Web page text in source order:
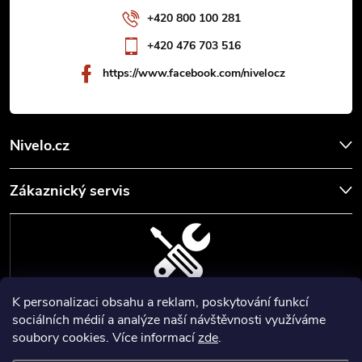
K personalizaci obsahu a reklam, poskytování funkcí
sociálních médií a analýze naší návštěvnosti využíváme
soubory cookies. Více informacízde.
Nivelo.cz
Zákaznický servis
+420 800 100 281
+420 476 703 516
https://www.facebook.com/nivelocz
SERVIS, SEŘÍZENÍ A KALIBRACE
Zajišťujeme servisní a kalibrační služby geodetických a stavebních